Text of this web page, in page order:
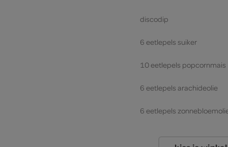
discodip
6 eetlepels suiker
10 eetlepels popcornmais
6 eetlepels arachideolie
6 eetlepels